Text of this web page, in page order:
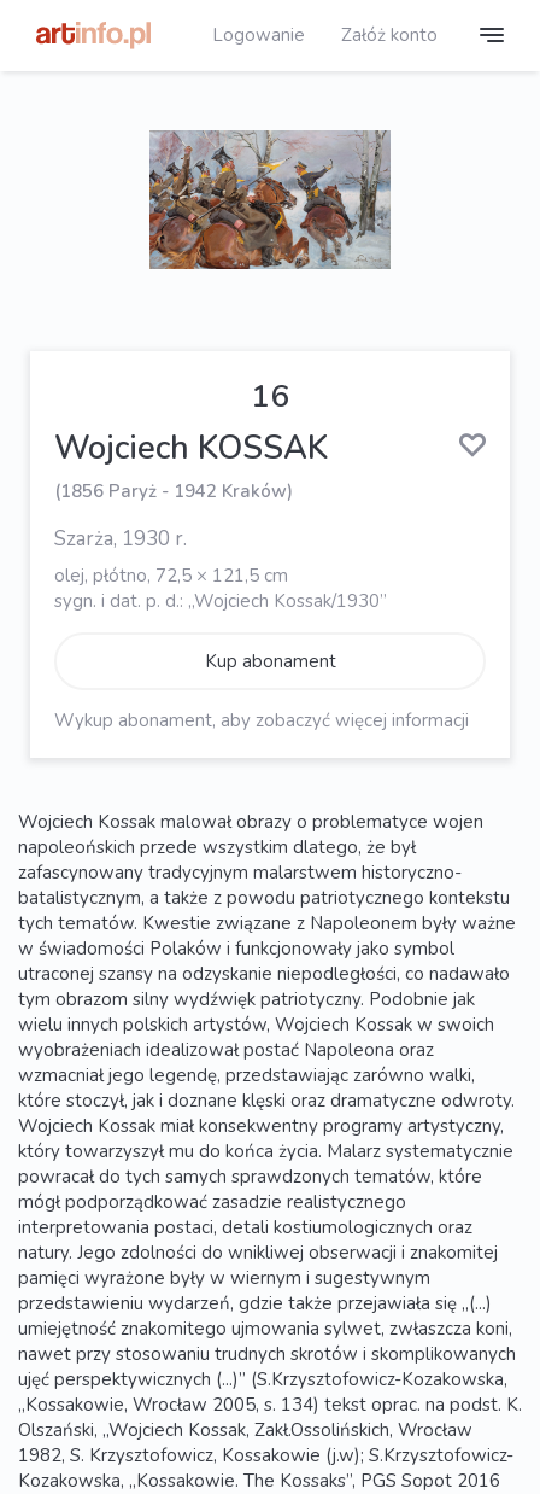
Logowanie Załóż konto
16
Wojciech KOSSAK
(1856 Paryż - 1942 Kraków)
Szarża, 1930 r.
olej, płótno, 72,5 × 121,5 cm
sygn. i dat. p. d.: „Wojciech Kossak/1930”
Kup abonament
Wykup abonament, aby zobaczyć więcej informacji
Wojciech Kossak malował obrazy o problematyce wojen
napoleońskich przede wszystkim dlatego, że był
zafascynowany tradycyjnym malarstwem historyczno-
batalistycznym, a także z powodu patriotycznego kontekstu
tych tematów. Kwestie związane z Napoleonem były ważne
w świadomości Polaków i funkcjonowały jako symbol
utraconej szansy na odzyskanie niepodległości, co nadawało
tym obrazom silny wydźwięk patriotyczny. Podobnie jak
wielu innych polskich artystów, Wojciech Kossak w swoich
wyobrażeniach idealizował postać Napoleona oraz
wzmacniał jego legendę, przedstawiając zarówno walki,
które stoczył, jak i doznane klęski oraz dramatyczne odwroty.
Wojciech Kossak miał konsekwentny programy artystyczny,
który towarzyszył mu do końca życia. Malarz systematycznie
powracał do tych samych sprawdzonych tematów, które
mógł podporządkować zasadzie realistycznego
interpretowania postaci, detali kostiumologicznych oraz
natury. Jego zdolności do wnikliwej obserwacji i znakomitej
pamięci wyrażone były w wiernym i sugestywnym
przedstawieniu wydarzeń, gdzie także przejawiała się „(...)
umiejętność znakomitego ujmowania sylwet, zwłaszcza koni,
nawet przy stosowaniu trudnych skrotów i skomplikowanych
ujęć perspektywicznych (...)” (S.Krzysztofowicz-Kozakowska,
„Kossakowie, Wrocław 2005, s. 134) tekst oprac. na podst. K.
Olszański, „Wojciech Kossak, Zakł.Ossolińskich, Wrocław
1982, S. Krzysztofowicz, Kossakowie (j.w); S.Krzysztofowicz-
Kozakowska, „Kossakowie. The Kossaks”, PGS Sopot 2016